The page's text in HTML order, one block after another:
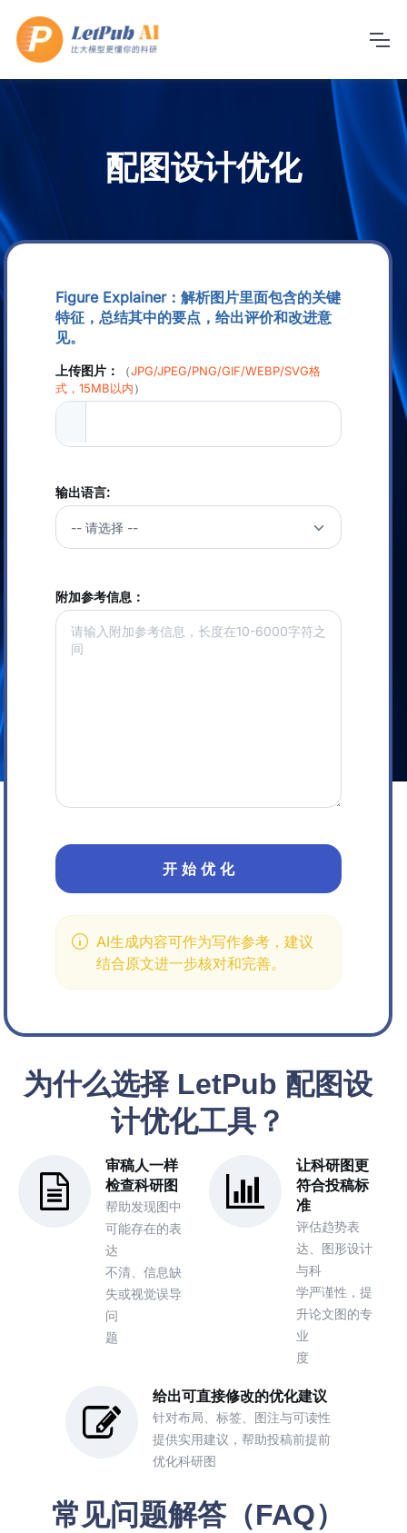
配图设计优化
Figure Explainer：解析图片里面包含的关键
特征，总结其中的要点，给出评价和改进意
见。
上传图片： （JPG/JPEG/PNG/GIF/WEBP/SVG格
式，15MB以内）
输出语言:
附加参考信息：
开 始 优 化
AI生成内容可作为写作参考，建议
结合原文进一步核对和完善。
为什么选择 LetPub 配图设
计优化工具？
审稿人一样
检查科研图
帮助发现图中
可能存在的表
达
不清、信息缺
失或视觉误导
问
题
让科研图更
符合投稿标
准
评估趋势表
达、图形设计
与科
学严谨性，提
升论文图的专
业
度
给出可直接修改的优化建议
针对布局、标签、图注与可读性
提供实用建议，帮助投稿前提前
优化科研图
常见问题解答（FAQ）